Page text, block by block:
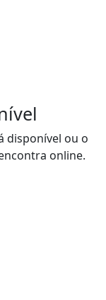
disponível ou o
online.